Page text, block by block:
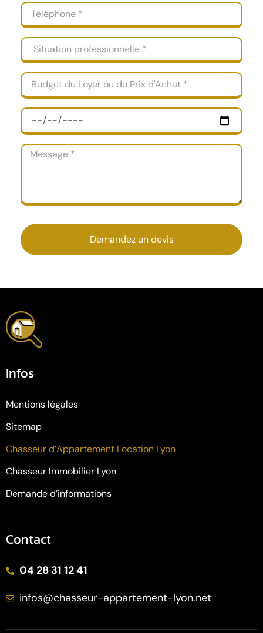
Demandez un devis
Infos
Mentions légales
Sitemap
Chasseur d’Appartement Location Lyon
Chasseur Immobilier Lyon
Demande d’informations
Contact
04 28 31 12 41
infos@chasseur-appartement-lyon.net